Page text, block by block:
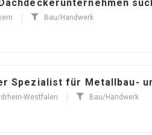
Bau/Handwerk
Spezialist für Metallbau-
Westfalen
Bau/Handwerk